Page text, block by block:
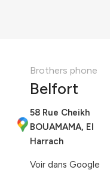
Brothers phone
Belfort
58 Rue Cheikh
BOUAMAMA, El
Harrach
Voir dans Google